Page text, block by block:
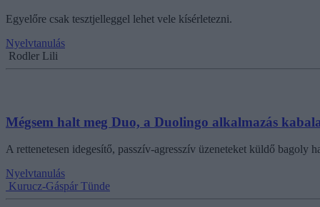
Egyelőre csak tesztjelleggel lehet vele kísérletezni.
Nyelvtanulás
Rodler Lili
Mégsem halt meg Duo, a Duolingo alkalmazás
A rettenetesen idegesítő, passzív-agresszív üzeneteket küldő bagoly
Nyelvtanulás
Kurucz-Gáspár Tünde